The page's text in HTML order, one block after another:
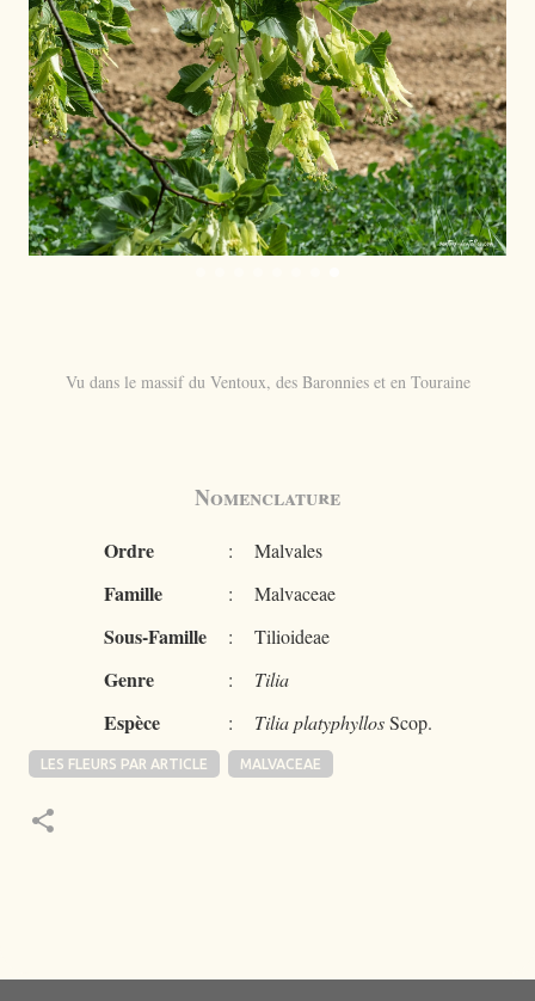
Vu dans le massif du Ventoux, des Baronnies et en Touraine
Nomenclature
Ordre : Malvales
Famille : Malvaceae
Sous-Famille : Tilioideae
Genre : Tilia
Espèce : Tilia platyphyllosScop.
LES FLEURS PAR ARTICLE MALVACEAE